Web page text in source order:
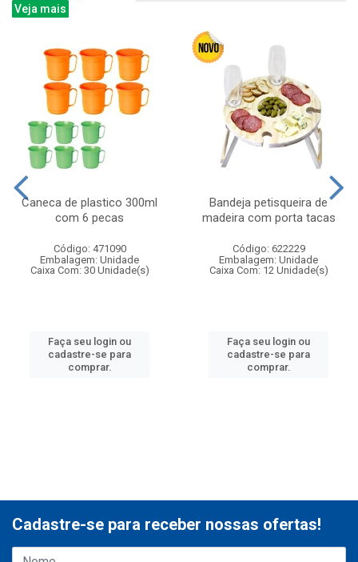
Veja mais
Caneca de plastico 300ml
com 6 pecas
Código: 471090
Embalagem: Unidade
Caixa Com: 30 Unidade(s)
Faça seu login ou
cadastre-se para
comprar.
Bandeja petisqueira de
madeira com porta tacas
Código: 622229
Embalagem: Unidade
Caixa Com: 12 Unidade(s)
Faça seu login ou
cadastre-se para
comprar.
Cadastre-se para receber nossas ofertas!